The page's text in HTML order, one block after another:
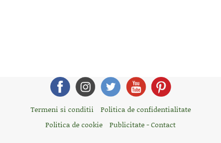
Termeni si conditii
Politica de confidentialitate
Politica de cookie
Publicitate - Contact